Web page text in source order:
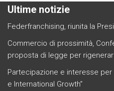
Ultime notizie
Federfranchising, riunita la
Commercio di prossimità,
proposta di legge per
Partecipazione e interesse per
e International Growth”